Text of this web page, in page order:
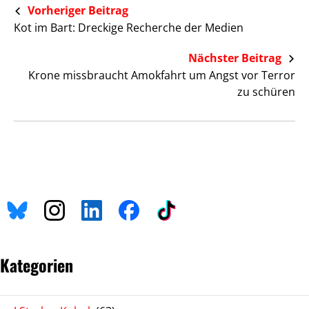
Vorheriger Beitrag
Kot im Bart: Dreckige Recherche der Medien
Nächster Beitrag
Krone missbraucht Amokfahrt um Angst vor Terror
zu schüren
Kategorien